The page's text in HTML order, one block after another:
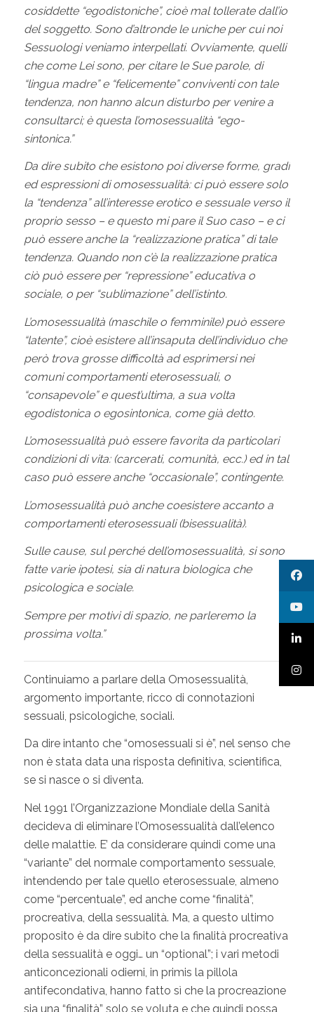
cosiddette “egodistoniche”, cioè mal tollerate dall’io
del soggetto. Sono d’altronde le uniche per cui noi
Sessuologi veniamo interpellati. Ovviamente, quelli
che come Lei sono, per citare le Sue parole, di
“lingua madre” e “felicemente” conviventi con tale
tendenza, non hanno alcun disturbo per venire a
consultarci; è questa l’omosessualità “ego-
sintonica.”
Da dire subito che esistono poi diverse forme, gradi
ed espressioni di omosessualità: ci può essere solo
la “tendenza” all’interesse erotico e sessuale verso il
proprio sesso – e questo mi pare il Suo caso – e ci
può essere anche la “realizzazione pratica” di tale
tendenza. Quando non c’è la realizzazione pratica
ciò può essere per “repressione” educativa o
sociale, o per “sublimazione” dell’istinto.
L’omosessualità (maschile o femminile) può essere
“latente”, cioè esistere all’insaputa dell’individuo che
però trova grosse difficoltà ad esprimersi nei
comuni comportamenti eterosessuali, o
“consapevole” e quest’ultima, a sua volta
egodistonica o egosintonica, come già detto.
L’omosessualità può essere favorita da particolari
condizioni di vita: (carcerati, comunità, ecc.) ed in tal
caso può essere anche “occasionale”, contingente.
L’omosessualità può anche coesistere accanto a
comportamenti eterosessuali (bisessualità).
Sulle cause, sul perché dell’omosessualità, si sono
fatte varie ipotesi, sia di natura biologica che
psicologica e sociale.
Sempre per motivi di spazio, ne parleremo la
prossima volta.”
Continuiamo a parlare della Omosessualità,
argomento importante, ricco di connotazioni
sessuali, psicologiche, sociali.
Da dire intanto che “omosessuali si è”, nel senso che
non è stata data una risposta definitiva, scientifica,
se si nasce o si diventa.
Nel 1991 l’Organizzazione Mondiale della Sanità
decideva di eliminare l’Omosessualità dall’elenco
delle malattie. E’ da considerare quindi come una
“variante” del normale comportamento sessuale,
intendendo per tale quello eterosessuale, almeno
come “percentuale”, ed anche come “finalità”,
procreativa, della sessualità. Ma, a questo ultimo
proposito è da dire subito che la finalità procreativa
della sessualità e oggi… un “optional”; i vari metodi
anticoncezionali odierni, in primis la pillola
antifecondativa, hanno fatto sì che la procreazione
sia una “finalità” solo se voluta e che quindi possa